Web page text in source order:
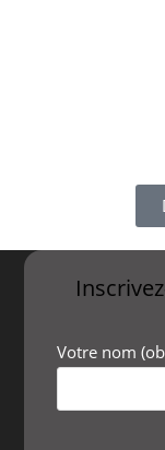
Votre nom